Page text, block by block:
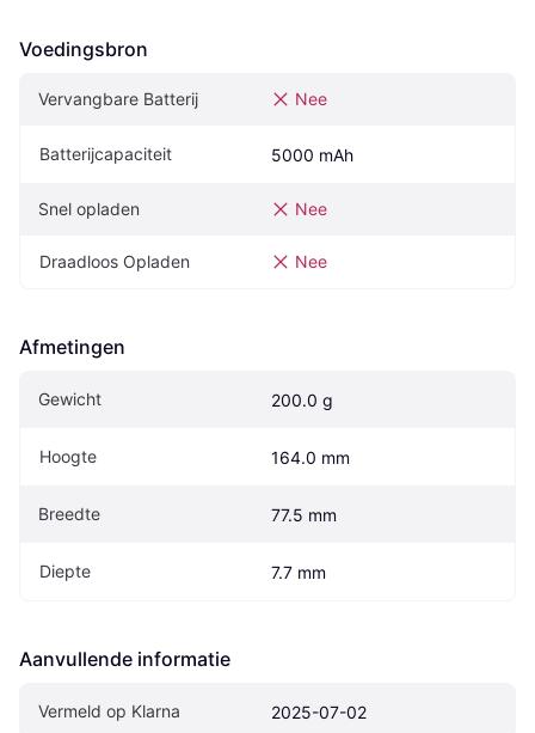
Voedingsbron
Vervangbare Batterij Nee
Batterijcapaciteit 5000 mAh
Snel opladen Nee
Draadloos Opladen Nee
Afmetingen
Gewicht 200.0 g
Hoogte 164.0 mm
Breedte 77.5 mm
Diepte 7.7 mm
Aanvullende informatie
Vermeld op Klarna 2025-07-02